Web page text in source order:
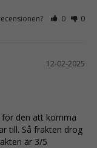
0 0
12-02-2025
för den att komma
till. Så frakten drog
är 3/5